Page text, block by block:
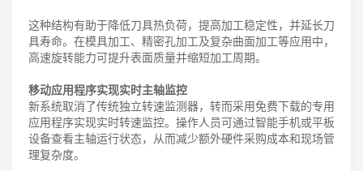
这种结构有助于降低刀具热负荷，提高加工稳定性，并延长刀
具寿命。在模具加工、精密孔加工及复杂曲面加工等应用中，
高速旋转能力可提升表面质量并缩短加工周期。
移动应用程序实现实时主轴监控
新系统取消了传统独立转速监测器，转而采用免费下载的专用
应用程序实现实时转速监控。操作人员可通过智能手机或平板
设备查看主轴运行状态，从而减少额外硬件采购成本和现场管
理复杂度。